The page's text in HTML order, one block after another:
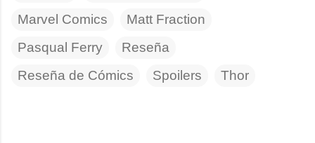
Marvel Comics
Matt Fraction
Pasqual Ferry
Reseña
Reseña de Cómics
Spoilers Thor